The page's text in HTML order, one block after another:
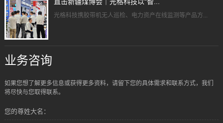
直击新疆煤博会｜光格科技以“智...
光格科技携胶带机无人巡检、电力资产在线监测等产品方...
业务咨询
如果您想了解更多信息或获得更多资料，请留下您的具体需求和联系方式，我们
将尽快与您取得联系。
您的尊姓大名：